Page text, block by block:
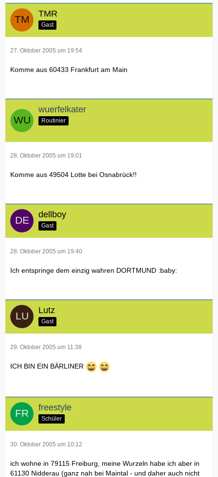
TMR
Gast
27. Oktober 2005 um 19:54
Komme aus 60433 Frankfurt am Main
wuerfelkater
Routinier
28. Oktober 2005 um 19:01
Komme aus 49504 Lotte bei Osnabrück!!
dellboy
Gast
28. Oktober 2005 um 19:40
Ich entspringe dem einzig wahren DORTMUND :baby:
Lutz
Gast
29. Oktober 2005 um 11:38
ICH BIN EIN BÄRLINER
freestyle
Schüler
30. Oktober 2005 um 10:12
ich wohne in 79115 Freiburg, meine Wurzeln habe ich aber in
61130 Nidderau (ganz nah bei Maintal - und daher auch nicht